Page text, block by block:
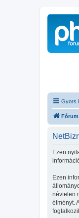
Gyors
Ezen
Ezen
névtelen
élményt.